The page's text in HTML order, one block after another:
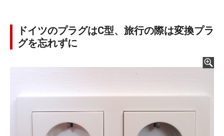
ドイツのプラグはC型、旅行の際は変換プラ
グを忘れずに